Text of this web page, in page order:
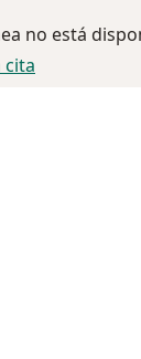
no está
cita